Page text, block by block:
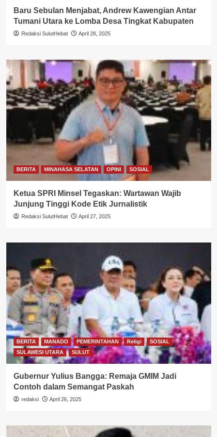
Baru Sebulan Menjabat, Andrew Kawengian Antar
Tumani Utara ke Lomba Desa Tingkat Kabupaten
Redaksi SulutHebat April 28, 2025
BERITA MINAHASA SELATAN OPINI SOSIAL
Ketua SPRI Minsel Tegaskan: Wartawan Wajib
Junjung Tinggi Kode Etik Jurnalistik
Redaksi SulutHebat April 27, 2025
BERITA MANADO PEMERINTAHAN Religi
SOSIAL
SULAWESI UTARA
SULUT
Gubernur Yulius Bangga: Remaja GMIM Jadi
Contoh dalam Semangat Paskah
redaksi April 26, 2025